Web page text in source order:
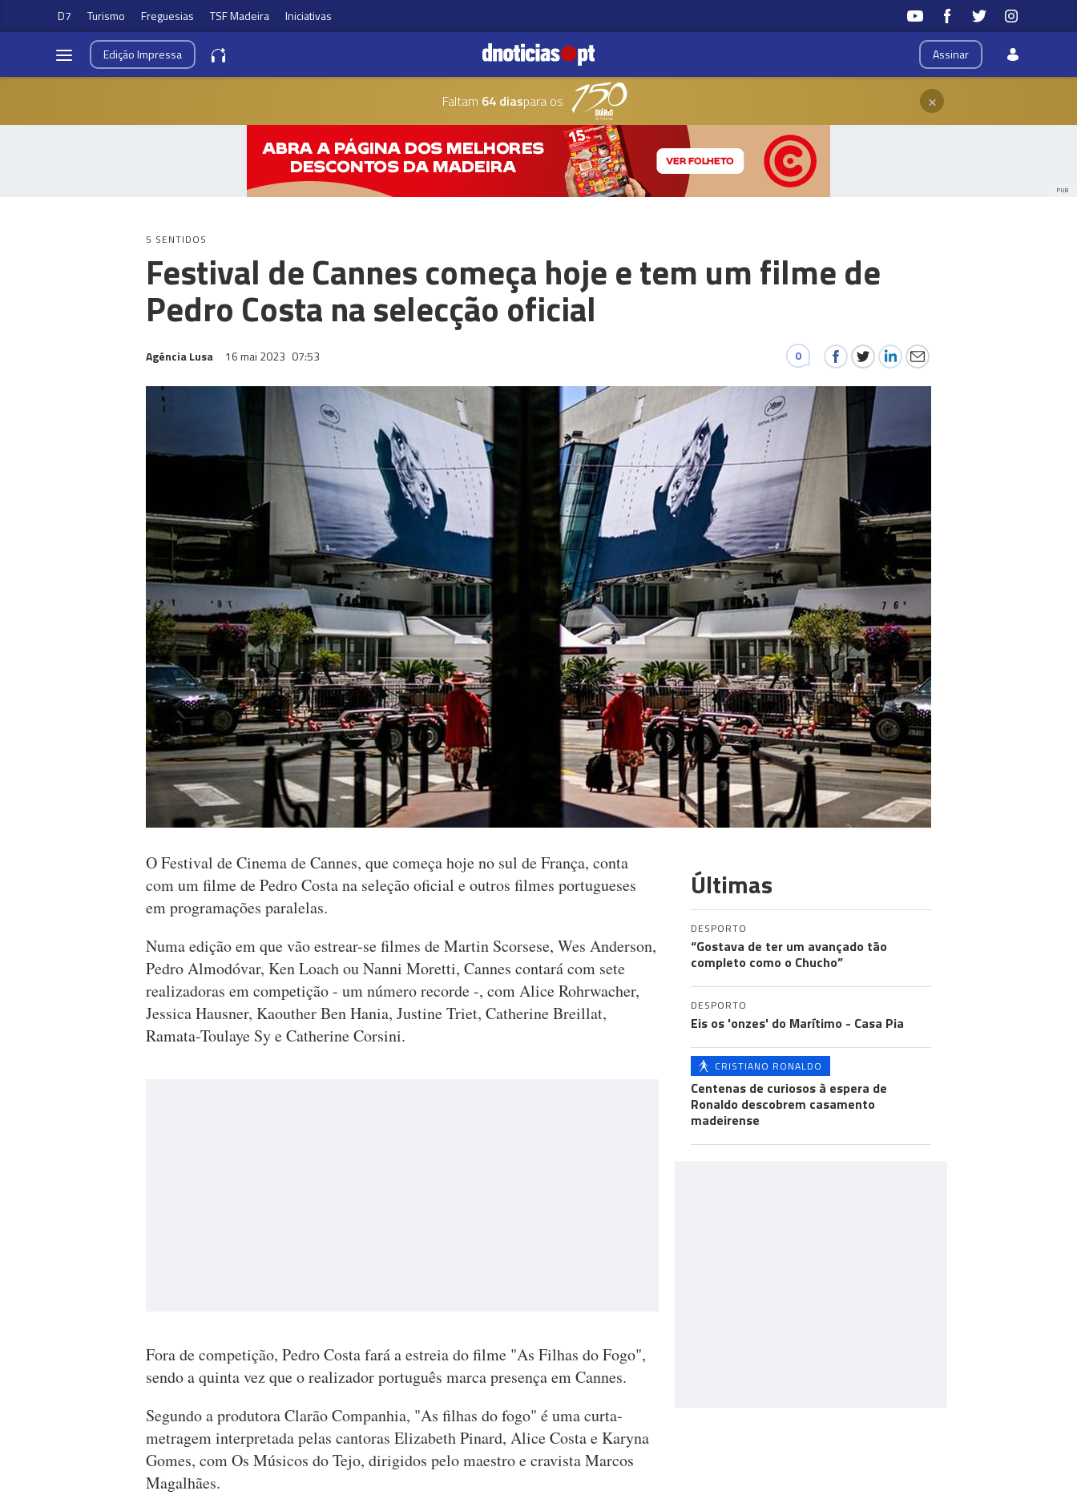
D7 Turismo Freguesias TSF Madeira Iniciativas
Assinar
EdiçãoImpressa
Faltam 64 diaspara os ×
PUB
5 SENTIDOS
Festival de Cannes começa hoje e tem um filme de
Pedro Costa na selecção oficial
Agência Lusa 16 mai 2023 07:53 0
O Festival de Cinema de Cannes, que começa hoje no sul de França, conta
com um filme de Pedro Costa na seleção oficial e outros filmes portugueses
em programações paralelas.
Numa edição em que vão estrear-se filmes de Martin Scorsese, Wes Anderson,
Pedro Almodóvar, Ken Loach ou Nanni Moretti, Cannes contará com sete
realizadoras em competição - um número recorde -, com Alice Rohrwacher,
Jessica Hausner, Kaouther Ben Hania, Justine Triet, Catherine Breillat,
Ramata-Toulaye Sy e Catherine Corsini.
Fora de competição, Pedro Costa fará a estreia do filme "As Filhas do Fogo",
sendo a quinta vez que o realizador português marca presença em Cannes.
Segundo a produtora Clarão Companhia, "As filhas do fogo" é uma curta-
metragem interpretada pelas cantoras Elizabeth Pinard, Alice Costa e Karyna
Gomes, com Os Músicos do Tejo, dirigidos pelo maestro e cravista Marcos
Magalhães.
Últimas
DESPORTO
“Gostava de ter um avançado tão
completo como o Chucho”
DESPORTO
Eis os 'onzes' do Marítimo - Casa Pia
CRISTIANO RONALDO
Centenas de curiosos à espera de
Ronaldo descobrem casamento
madeirense